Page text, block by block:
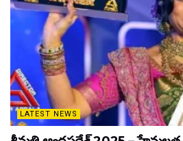
LATEST NEWS